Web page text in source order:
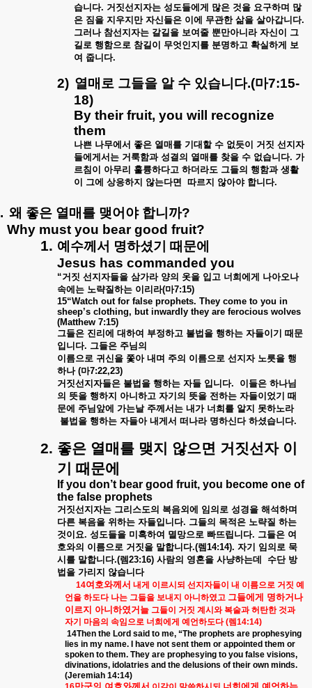
습니다. 거짓선지자는 성도들에게 많은 것을 요구하며 많
은 짐을 지우지만 자신들은 이에 무관한 삶을 살아갑니다.
그러나 참선지자는 갈길을 보여줄 뿐만아니라 자신이
그
길로 행함으로 참길이 무엇인지를 분명하고 확실하게 보
여 줍니다.
2) 열매로 그들을 알 수 있습니다.(마7:15-
18)
By their fruit, you will recognize
them
나쁜 나무에서 좋은 열매를 기대할 수 없듯이 거짓 선지자
들에게서는 거룩함과 성결의 열매를 찾을 수 없습니다. 가
르침이
아무리 훌륭하다고 하더라도 그들의 행함과 생활
이
그에 상응하지 않는다면 따르지 않아야 합니다.
왜 좋은 열매를 맺어야 합니까?
Why must you bear good fruit?
1. 예수께서 명하셨기
때문에
Jesus has commanded you
“거짓 선지자들을 삼가라 양의 옷을 입고 너희에게 나아오나
속에는 노략질하는 이리라(마7:15)
15“Watch out for false prophets. They come to you in
sheep’s clothing, but inwardly they are ferocious wolves
(Matthew 7:15)
그들은 진리에 대하여 부정하고 불법을 행하는 자들이기 때문
입니다. 그들은 주님의
이름으로 귀신을 쫓아 내며 주의 이름으로 선지자 노릇을 행
하나(마7:22,23)
거짓선지자들은 불법을 행하는 자들 입니다. 이들은 하나님
의 뜻을 행하지 아니하고 자기의 뜻을 전하는 자들이었기 때
문에 주님앞에 가는날 주께서는 내가 너희를 알지 못하노라
불법을 행하는 자들아 내게서 떠나라 명하신다 하셨습니다.
2. 좋은 열매를 맺지 않으면 거짓선자 이
기
때문에
If you don’t bear good fruit, you become one of
the false prophets
거짓선지자는 그리스도의 복음외에 임의로 성경을 해석하며
다른 복음을 위하는 자들입니다. 그들의 목적은 노략질 하는
것이요. 성도들을 미혹하여 멸망으로 빠뜨립니다. 그들은 여
호와의 이름으로 거짓을 말합니다.(렘14:14). 자기 임의로 묵
시를 말합니다.(렘23:16) 사람의 영혼을 사냥하는데 수단 방
법을 가리지 않습니다
14여호와께서 내게 이르시되 선지자들이 내 이름으로 거짓 예
언을 하도다 나는 그들을 보내지 아니하였고 그들에게 명하거나
이르지 아니하였거늘 그들이 거짓 계시와 복술과 허탄한 것과
자기
마음의 속임으로 너희에게 예언하도다 (렘14:14)
14Then the Lord said to me, “The prophets are prophesying
lies in my name. I have not sent them or appointed them or
spoken to them. They are prophesying to you false visions,
divinations, idolatries and the delusions of their own minds.
(Jeremiah 14:14)